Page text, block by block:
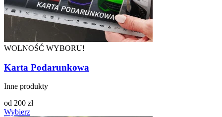
WOLNOŚĆ WYBORU!
Karta Podarunkowa
Inne produkty
od 200 zł
Wybierz